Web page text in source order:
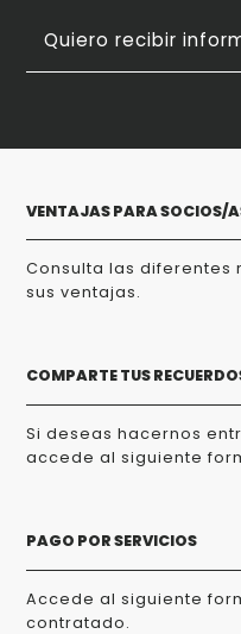
Quiero recibir
VENTAJAS PARA SOCIOS/
Consulta las
sus ventajas.
COMPARTE TUS
Si deseas hacernos
accede al siguiente
PAGO POR SERVICIOS
Accede al siguiente
contratado.